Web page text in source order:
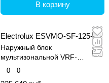
В корзину
Electrolux ESVMO-SF-125-H
Наружный блок
мультизональной VRF-
системы, серия Step Free
0 0